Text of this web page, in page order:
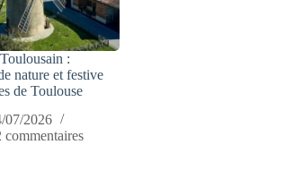
:
nature et festive
de Toulouse
07/2026
commentaires